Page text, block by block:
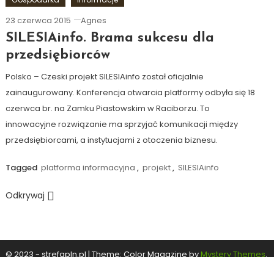
23 czerwca 2015 Agnes
SILESIAinfo. Brama sukcesu dla
przedsiębiorców
Polsko – Czeski projekt SILESIAinfo został oficjalnie
zainaugurowany. Konferencja otwarcia platformy odbyła się 18
czerwca br. na Zamku Piastowskim w Raciborzu. To
innowacyjne rozwiązanie ma sprzyjać komunikacji między
przedsiębiorcami, a instytucjami z otoczenia biznesu.
Tagged platforma informacyjna , projekt, SILESIAinfo
Odkrywaj
© 2023 - strefapln.pl | Theme: Color Magazine byMystery Themes.